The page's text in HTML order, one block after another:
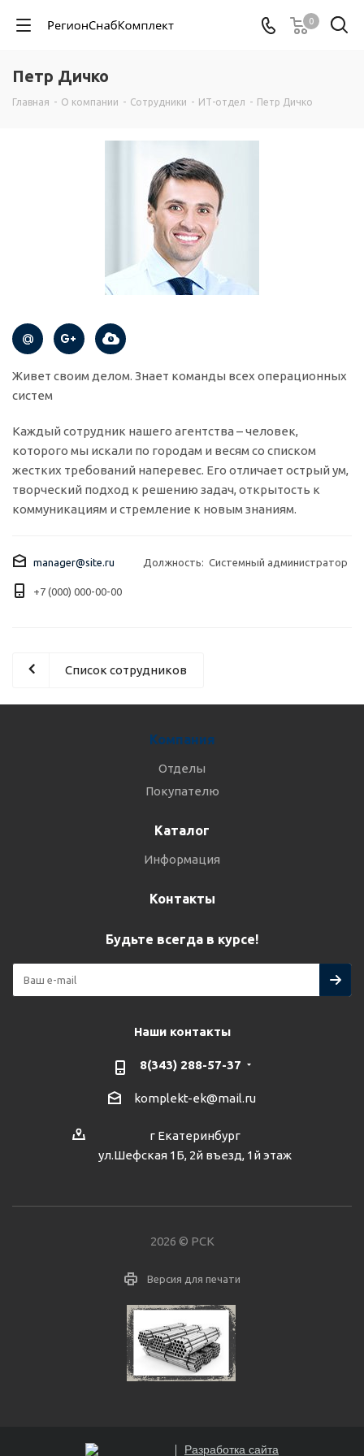
0
Петр Дичко
Главная - О компании - Сотрудники - ИТ-отдел - Петр Дичко
Живет своим делом. Знает команды всех операционных
систем
Каждый сотрудник нашего агентства – человек,
которого мы искали по городам и весям со списком
жестких требований наперевес. Его отличает острый ум,
творческий подход к решению задач, открытость к
коммуникациям и стремление к новым знаниям.
manager@site.ru Должность: Системный администратор
+7 (000) 000-00-00
Список сотрудников
Компания
Отделы
Покупателю
Каталог
Информация
Контакты
Будьте всегда в курсе!
Наши контакты
8(343) 288-57-37
komplekt-ek@mail.ru
г Екатеринбург
ул.Шефская 1Б, 2й въезд, 1й этаж
2026 © РСК
Версия для печати
Разработка сайта